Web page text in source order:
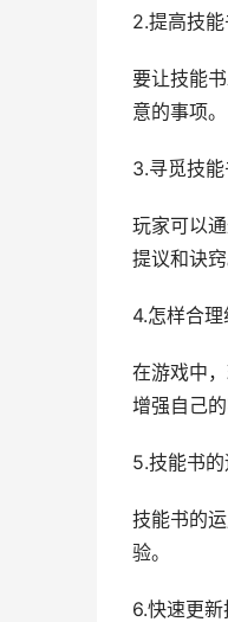
2.提高技
要让技能
意的事项。
3.寻觅技
玩家可以
提议和诀窍
4.怎样合
在游戏中
增强自己的
5.技能书
技能书的
验。
6.快速更